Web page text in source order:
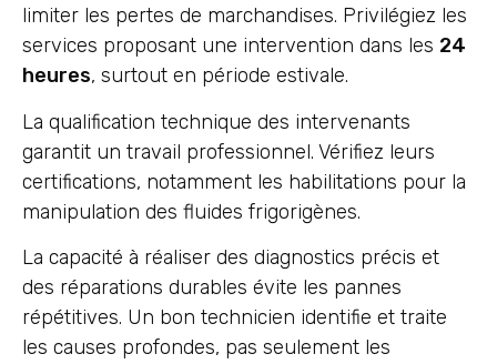
limiter les pertes de marchandises. Privilégiez les
services proposant une intervention dans les 24
heures, surtout en période estivale.
La qualification technique des intervenants
garantit un travail professionnel. Vérifiez leurs
certifications, notamment les habilitations pour la
manipulation des fluides frigorigènes.
La capacité à réaliser des diagnostics précis et
des réparations durables évite les pannes
répétitives. Un bon technicien identifie et traite
les causes profondes, pas seulement les